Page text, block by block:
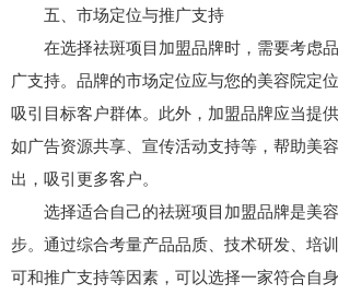
五、市场定位与推广支持
在选择祛斑项目加盟品牌时，需要考虑品
广支持。品牌的市场定位应与您的美容院定
吸引目标客户群体。此外，加盟品牌应当提
如广告资源共享、宣传活动支持等，帮助美
出，吸引更多客户。
选择适合自己的祛斑项目加盟品牌是美
步。通过综合考量产品品质、技术研发、培
可和推广支持等因素，可以选择一家符合自